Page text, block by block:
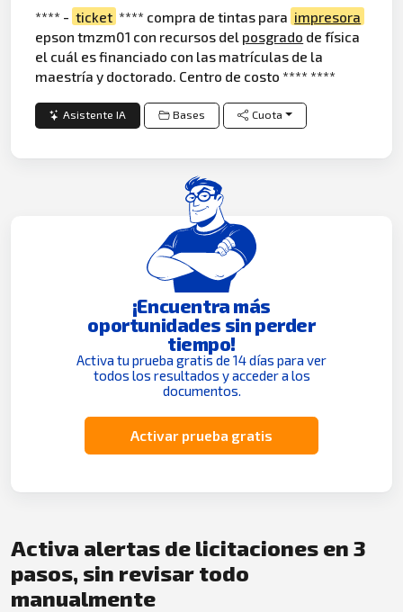
**** - ticket **** compra de tintas para impresora
epson tmzm01 con recursos del posgrado de física
el cuál es financiado con las matrículas de la
maestría y doctorado. Centro de costo **** ****
Asistente IA Bases Cuota
¡Encuentra más
oportunidades sin perder
tiempo!
Activa tu prueba gratis de 14 días para ver
todos los resultados y acceder a los
documentos.
Activar prueba gratis
Activa alertas de licitaciones en 3
pasos, sin revisar todo
manualmente